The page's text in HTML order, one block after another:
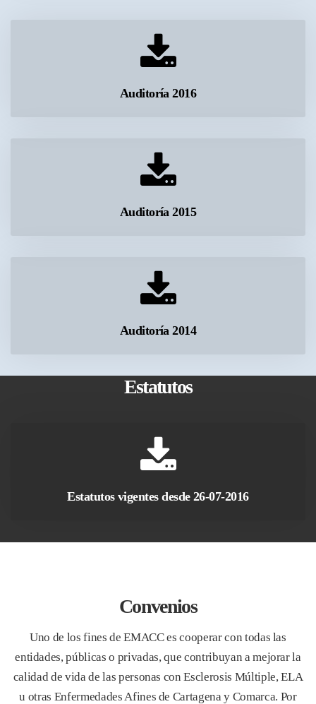
Auditoría 2016
Auditoría 2015
Auditoría 2014
Estatuto
Estatutos vigentes desde 26-07-2016
Convenio
Uno de los fines de EMACC es cooperar con todas las
entidades, públicas o privadas, que contribuyan a mejorar la
calidad de vida de las personas con Esclerosis Múltiple, ELA
u otras Enfermedades Afines de Cartagena y Comarca. Por